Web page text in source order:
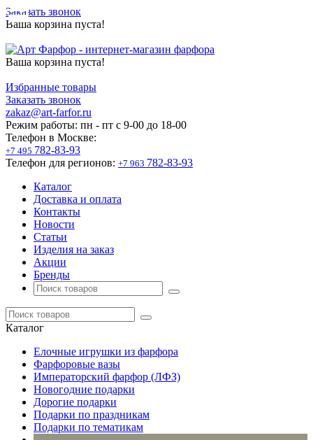
Заказать звонок
Ваша корзина пуста!
Ваша корзина пуста!
Избранные товары
Заказать звонок
zakaz@art-farfor.ru
Режим работы: пн - пт c 9-00 до 18-00
Телефон в Москве:
+7 495 782-83-93
Телефон для регионов: +7 963 782-83-93
Каталог
Доставка и оплата
Контакты
Новости
Статьи
Изделия на заказ
Акции
Бренды
Каталог
Елочные игрушки из фарфора
Фарфоровые вазы
Императорский фарфор (ЛФЗ)
Новогодние подарки
Дорогие подарки
Подарки по праздникам
Подарки по тематикам